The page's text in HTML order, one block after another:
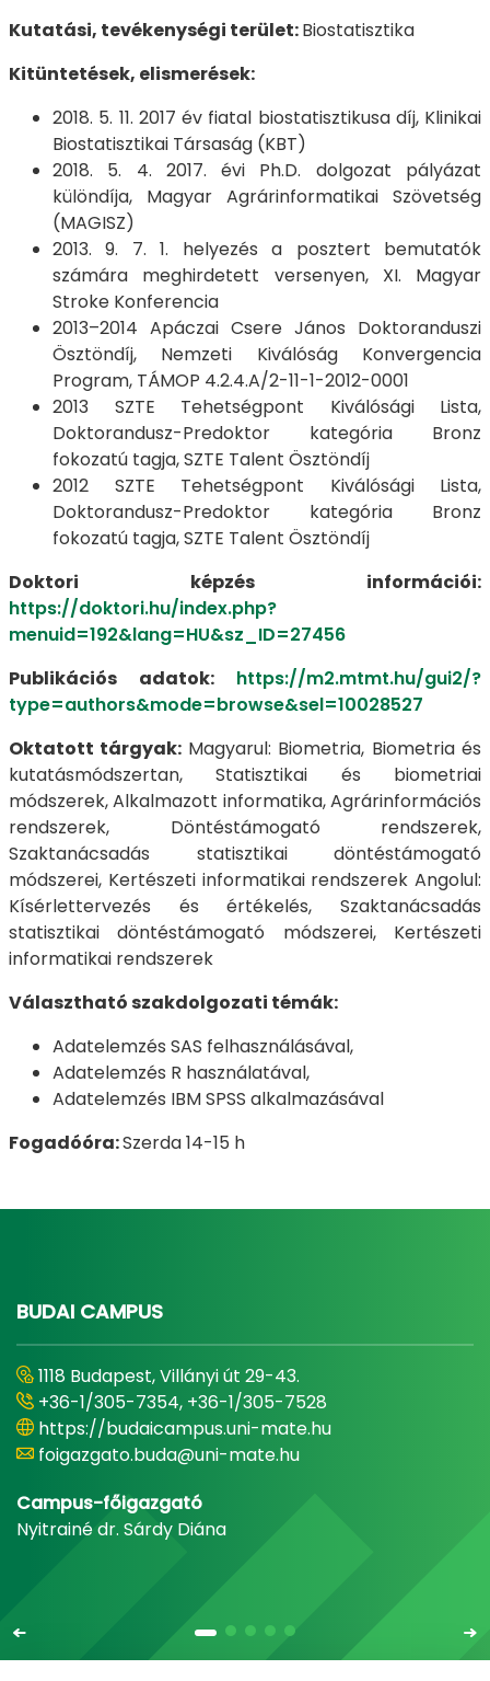
Kutatási, tevékenységi terület:Biostatisztika
Kitüntetések, elismerések:
2018. 5. 11. 2017 év fiatal biostatisztikusa díj, Klinikai
Biostatisztikai Társaság (KBT)
2018. 5. 4. 2017. évi Ph.D. dolgozat pályázat
különdíja, Magyar Agrárinformatikai Szövetség
(MAGISZ)
2013. 9. 7. 1. helyezés a posztert bemutatók
számára meghirdetett versenyen, XI. Magyar
Stroke Konferencia
2013–2014 Apáczai Csere János Doktoranduszi
Ösztöndíj, Nemzeti Kiválóság Konvergencia
Program, TÁMOP 4.2.4.A/2-11-1-2012-0001
2013 SZTE Tehetségpont Kiválósági Lista,
Doktorandusz-Predoktor kategória Bronz
fokozatú tagja, SZTE Talent Ösztöndíj
2012 SZTE Tehetségpont Kiválósági Lista,
Doktorandusz-Predoktor kategória Bronz
fokozatú tagja, SZTE Talent Ösztöndíj
Doktori képzés információi:
https://doktori.hu/index.php?
menuid=192&lang=HU&sz_ID=27456
Publikációs adatok: https://m2.mtmt.hu/gui2/?
type=authors&mode=browse&sel=10028527
Oktatott tárgyak: Magyarul: Biometria, Biometria és
kutatásmódszertan, Statisztikai és biometriai
módszerek, Alkalmazott informatika, Agrárinformációs
rendszerek, Döntéstámogató rendszerek,
Szaktanácsadás statisztikai döntéstámogató
módszerei, Kertészeti informatikai rendszerek Angolul:
Kísérlettervezés és értékelés, Szaktanácsadás
statisztikai döntéstámogató módszerei, Kertészeti
informatikai rendszerek
Választható szakdolgozati témák:
Adatelemzés SAS felhasználásával,
Adatelemzés R használatával,
Adatelemzés IBM SPSS alkalmazásával
Fogadóóra:Szerda 14-15 h
BUDAI CAMPUS
1118 Budapest, Villányi út 29-43.
+36-1/305-7354, +36-1/305-7528
https://budaicampus.uni-mate.hu
foigazgato.buda@uni-mate.hu
Campus-főigazgató
Nyitrainé dr. Sárdy Diána